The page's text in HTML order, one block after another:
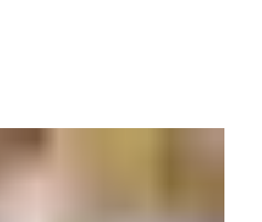
besimokantieji judėtų saugiai.